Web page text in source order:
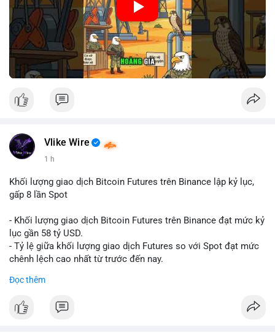
Nguồn: Cú Thông Thái
Vlike Wire
1 h
Khối lượng giao dịch Bitcoin Futures trên Binance lập kỷ lục,
gấp 8 lần Spot
- Khối lượng giao dịch Bitcoin Futures trên Binance đạt mức kỷ
lục gần 58 tỷ USD.
- Tỷ lệ giữa khối lượng giao dịch Futures so với Spot đạt mức
chênh lệch cao nhất từ trước đến nay.
dịch Spot.
#binance #btc
Đọc thêm